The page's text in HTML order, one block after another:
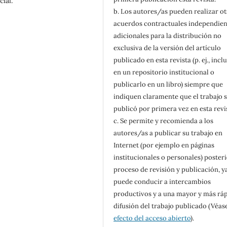
b. Los autores/as pueden realizar
acuerdos contractuales
adicionales para la distribución no
exclusiva de la versión del artículo
publicado en esta revista (p. ej.,
en un repositorio institucional o
publicarlo en un libro) siempre que
indiquen claramente que el trabajo
publicó por primera vez en esta
c. Se permite y recomienda a los
autores/as a publicar su trabajo en
Internet (por ejemplo en páginas
institucionales o personales)
proceso de revisión y publicación,
puede conducir a intercambios
productivos y a una mayor y más
difusión del trabajo publicado
efecto del acceso abierto).